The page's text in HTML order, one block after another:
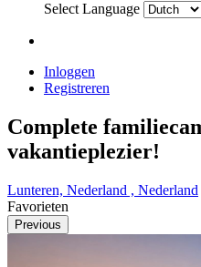
Select Language
Inloggen
Registreren
Complete
vakantieplezier!
Lunteren, Nederland , Nederland
Favorieten
Previous